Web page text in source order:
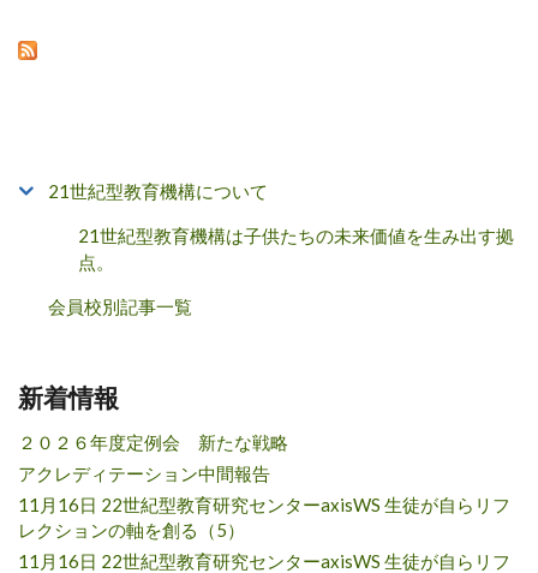
21世紀型教育機構について
21世紀型教育機構は子供たちの未来価値を生み出す拠
点。
会員校別記事一覧
新着情報
２０２６年度定例会 新たな戦略
アクレディテーション中間報告
11月16日 22世紀型教育研究センターaxisWS 生徒が自らリフ
レクションの軸を創る（5）
11月16日 22世紀型教育研究センターaxisWS 生徒が自らリフ